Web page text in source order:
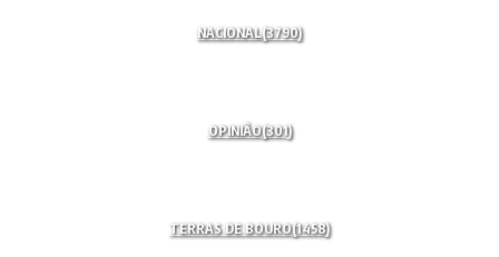
NACIONAL(3790)
OPINIÃO(301)
TERRAS DE BOURO(1458)